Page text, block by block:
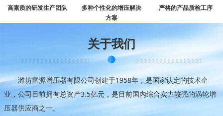
高素质的研发生产团队
多种个性化的增压解决
方案
严格的产品质检工序
关于我们
潍坊富源增压器有限公司创建于1958年，是国家认定的技术企
业，公司目前拥有总资产3.5亿元，是目前国内综合实力较强的涡轮增
压器供应商之一。